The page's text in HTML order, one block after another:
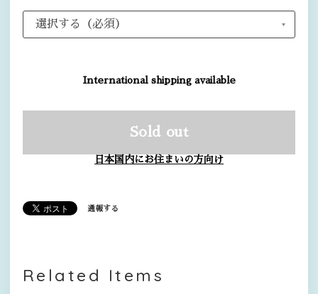
International shipping available
Sold out
日本国内にお住まいの方向け
通報する
Related Items